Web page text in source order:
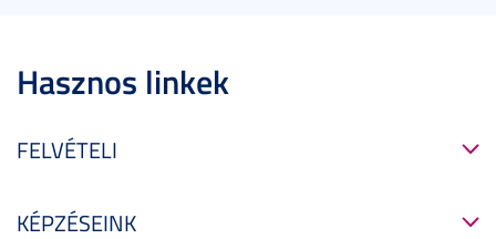
Hasznos linkek
FELVÉTELI
KÉPZÉSEINK